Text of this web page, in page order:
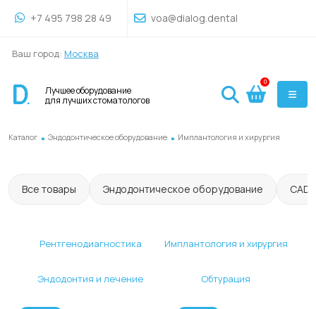
+7 495 798 28 49 voa@dialog.dental
Ваш город: Москва
Лучшее оборудование
для лучших стоматологов
0
Каталог . Эндодонтическое оборудование . Имплантология и хирургия
Все товары Эндодонтическое оборудование
Рентгенодиагностика Имплантология и хирургия
Эндодонтия и лечение Обтурация